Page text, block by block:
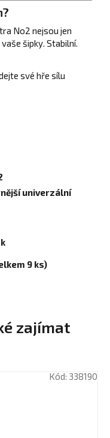
No2 nejsou jen
šipky. Stabilní.
své hře sílu
univerzální
9 ks)
zajímat
Kód: 338190